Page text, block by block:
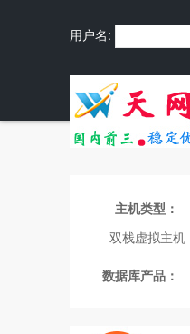
用户名:
主机类型：
双栈虚拟主机
数据库产品：